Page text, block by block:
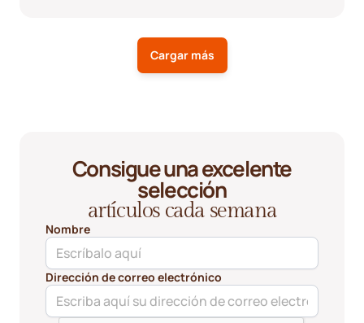
Cargar más
Consigue una excelente
selección
artículos cada semana
Nombre
Dirección de correo electrónico